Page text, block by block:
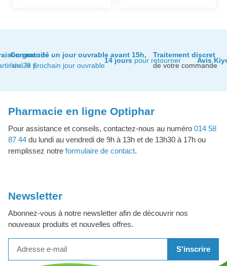
gratuite
de 29 €
Commandé un jour ouvrable avant 15h,
livré le prochain jour ouvrable
14 jours pour retourner
Traitement discret
de votre commande
Avis
Pharmacie en ligne Optiphar
Pour assistance et conseils, contactez-nous au numéro 014 58
87 44 du lundi au vendredi de 9h à 13h et de 13h30 à 17h ou
remplissez notre formulaire de contact.
Newsletter
Abonnez-vous à notre newsletter afin de découvrir nos
nouveaux produits et nouvelles offres.
S'inscrire